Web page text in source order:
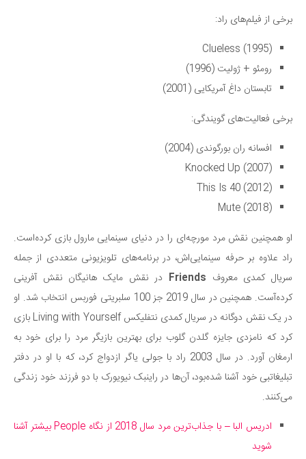
برخی از فیلم‌های راد:
Clueless (1995)
رومئو + ژولیت (1996)
تابستان داغ آمریکایی (2001)
برخی فعالیت‌های گویندگی:
افسانه ران بورگوندی (2004)
Knocked Up (2007)
This Is 40 (2012)
Mute (2018)
او همچنین نقش مرد مورچه‌ای را در دنیای سینمایی مارول بازی کرده‌است.
راد علاوه بر حرفه سینمایی‌اش، در برنامه‌های تلویزیونی متعددی از جمله
سریال کمدی معروف Friends در نقش مایک هانیگان نقش آفرینی
کرده‌آست. همچنین در سال 2019 جز 100 سلبریتی فوربس انتخاب شد. او
در یک نقش دوگانه در سریال کمدی نتفلیکس Living with Yourself بازی
کرد که نامزدی جایزه گلدن گلوب برای بهترین بازیگر مرد را برای خود به
ارمغان آورد. در سال 2003 راد با جولی یاگر ازدواج کرد، که با او در دفتر
تبلیغاتبی خود آشنا شده‌بود، آن‌ها در راینبک نیویورک با دو فرزند خود زندگی
می‌کنند.
ادریس البا – با جذاب‌ترین مرد سال 2018 از نگاه People بیشتر آشنا
شوید